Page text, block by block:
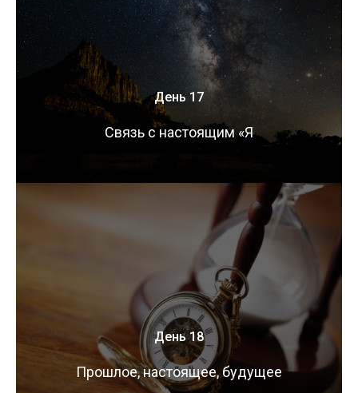
День 17
Связь с настоящим «Я
День 18
Прошлое, настоящее, будущее